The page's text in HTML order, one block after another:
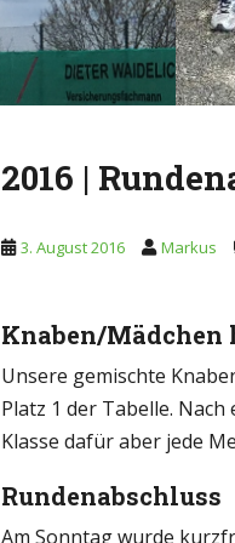
2016 |
3. August 2016 Markus
Knaben/
Unsere gemischte
Platz 1 der Tabelle.
Klasse dafür aber jede
Rundenabschluss
Am Sonntag wurde